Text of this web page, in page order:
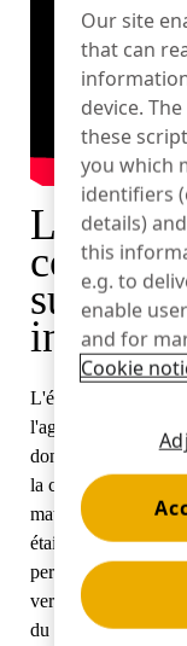
Hôtellerie et
Constructeurs
Banque
L'éducation
Le défi
sur une
L'équipe d'Elko
l'agencement du
donner aux clients
la conception d'un
matière de sécurité.
étaient obsolètes,
perturbaient
verrouillage
du magasin. Elko
Our site
that can
device.
these
you which
identifiers
details)
this
e.g. to
enable
and for
Cookie